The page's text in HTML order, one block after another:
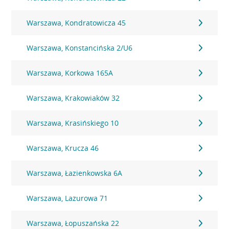
Warszawa, Kondratowicza 45
Warszawa, Konstancińska 2/U6
Warszawa, Korkowa 165A
Warszawa, Krakowiaków 32
Warszawa, Krasińskiego 10
Warszawa, Krucza 46
Warszawa, Łazienkowska 6A
Warszawa, Lazurowa 71
Warszawa, Łopuszańska 22